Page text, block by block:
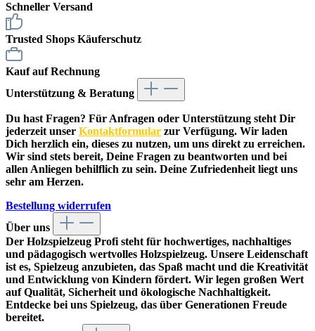
Schneller Versand
Trusted Shops Käuferschutz
Kauf auf Rechnung
Unterstützung & Beratung
Du hast Fragen? Für Anfragen oder Unterstützung steht Dir
jederzeit unser Kontaktformular zur Verfügung. Wir laden
Dich herzlich ein, dieses zu nutzen, um uns direkt zu erreichen.
Wir sind stets bereit, Deine Fragen zu beantworten und bei
allen Anliegen behilflich zu sein. Deine Zufriedenheit liegt uns
sehr am Herzen.
Bestellung widerrufen
Über uns
Der Holzspielzeug Profi steht für hochwertiges, nachhaltiges
und pädagogisch wertvolles Holzspielzeug. Unsere Leidenschaft
ist es, Spielzeug anzubieten, das Spaß macht und die Kreativität
und Entwicklung von Kindern fördert. Wir legen großen Wert
auf Qualität, Sicherheit und ökologische Nachhaltigkeit.
Entdecke bei uns Spielzeug, das über Generationen Freude
bereitet.